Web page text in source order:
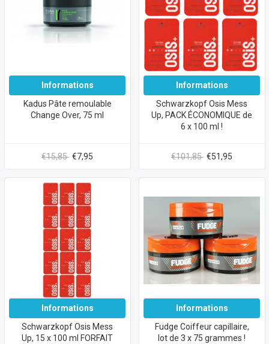
Informations
Kadus Pâte remoulable
Change Over, 75 ml
€15,85 €7,95
Informations
Schwarzkopf Osis Mess
Up, PACK ÉCONOMIQUE de
6 x 100 ml !
€101,85 €51,95
Informations
Schwarzkopf Osis Mess
Up, 15 x 100 ml FORFAIT
Informations
Fudge Coiffeur capillaire,
lot de 3 x 75 grammes !